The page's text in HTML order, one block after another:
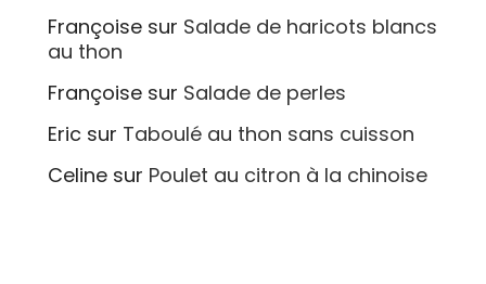
Françoise sur Salade de haricots blancs
au thon
Françoise sur Salade de perles
Eric sur Taboulé au thon sans cuisson
Celine sur Poulet au citron à la chinoise